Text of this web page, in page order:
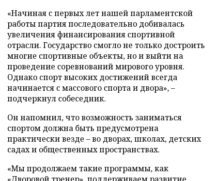
«Начиная с первых лет нашей парламентской
работы партия последовательно добивалась
увеличения финансирования спортивной
отрасли. Государство смогло не только достроить
многие спортивные объекты, но и выйти на
проведение соревнований мирового уровня.
Однако спорт высоких достижений всегда
начинается с массового спорта и двора», –
подчеркнул собеседник.
Он напомнил, что возможность заниматься
спортом должна быть предусмотрена
практически везде – во дворах, школах, детских
садах и общественных пространствах.
«Мы продолжаем такие программы, как